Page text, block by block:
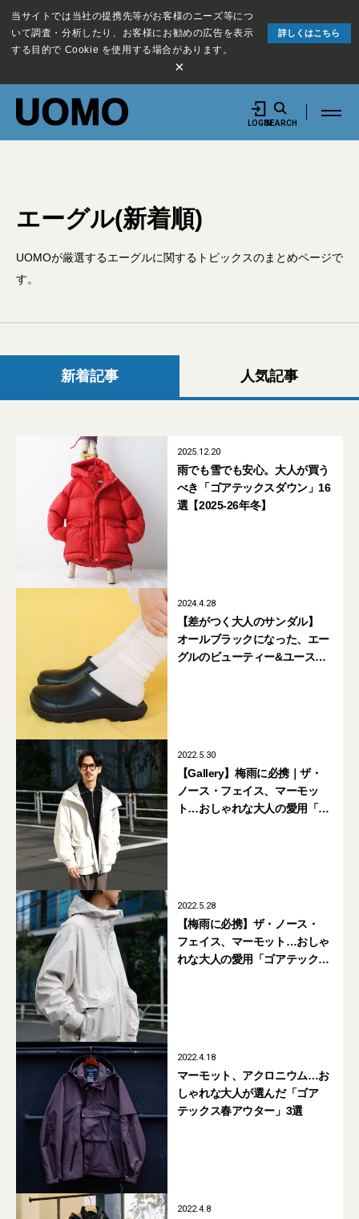
当サイトでは当社の提携先等がお客様のニーズ等につ
いて調査・分析したり、お客様にお勧めの広告を表示
する目的で Cookie を使用する場合があります。
詳しくはこちら
×
LOGINSEARCH
エーグル(新着順)
UOMOが厳選するエーグルに関するトピックスのまとめページで
す。
新着記事 人気記事
2025.12.20
雨でも雪でも安心。大人が買う
べき「ゴアテックスダウン」16
選【2025-26年冬】
2024.4.28
【差がつく大人のサンダル】
オールブラックになった、エー
グルのビューティー&ユース別
2022.5.30
【Gallery】梅雨に必携｜ザ・
ノース・フェイス、マーモッ
ト…おしゃれな大人の愛用「ゴ
2022.5.28
【梅雨に必携】ザ・ノース・
フェイス、マーモット…おしゃ
れな大人の愛用「ゴアテックス
2022.4.18
マーモット、アクロニウム…お
しゃれな大人が選んだ「ゴア
テックス春アウター」3選
2022.4.8